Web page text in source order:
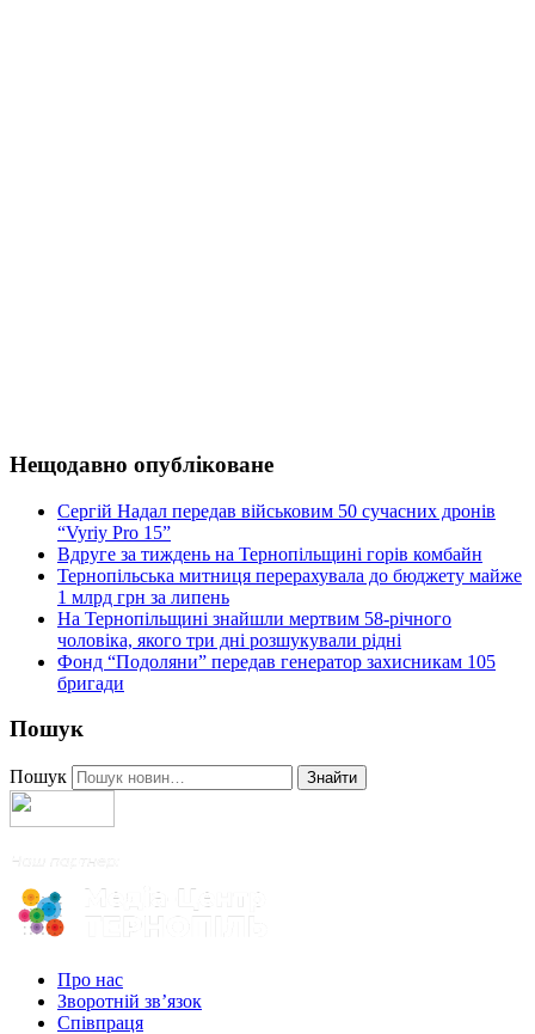
Нещодавно опубліковане
Сергій Надал передав військовим 50 сучасних дронів
“Vyriy Pro 15”
Вдруге за тиждень на Тернопільщині горів комбайн
Тернопільська митниця перерахувала до бюджету майже
1 млрд грн за липень
На Тернопільщині знайшли мертвим 58-річного
чоловіка, якого три дні розшукували рідні
Фонд “Подоляни” передав генератор захисникам 105
бригади
Пошук
Пошук Знайти
Про нас
Зворотній зв’язок
Співпраця